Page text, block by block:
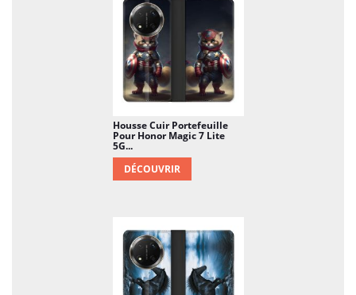
Housse Cuir Portefeuille
Pour Honor Magic 7 Lite
5G...
DÉCOUVRIR